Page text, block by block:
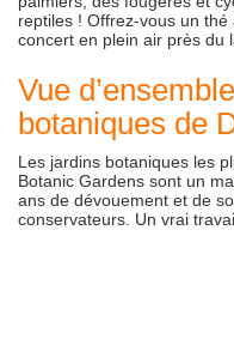
reptiles ! Offrez-vous un thé
concert en plein air près du
Vue
botaniques de
Les jardins botaniques les
Botanic Gardens sont un
ans de dévouement et de
conservateurs. Un vrai